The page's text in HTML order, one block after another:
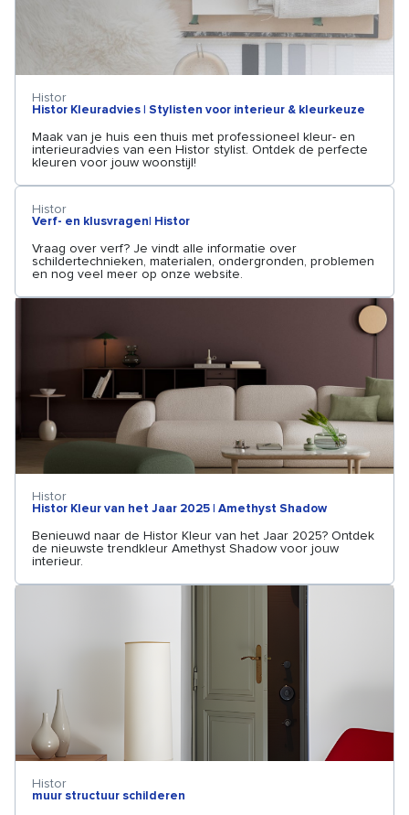
Histor
Histor Kleuradvies | Stylisten voor interieur & kleurkeuze
Maak van je huis een thuis met professioneel kleur- en
interieuradvies van een Histor stylist. Ontdek de perfecte
kleuren voor jouw woonstijl!
Histor
Verf- en klusvragen| Histor
Vraag over verf? Je vindt alle informatie over
schildertechnieken, materialen, ondergronden, problemen
en nog veel meer op onze website.
Histor
Histor Kleur van het Jaar 2025 | Amethyst Shadow
Benieuwd naar de Histor Kleur van het Jaar 2025? Ontdek
de nieuwste trendkleur Amethyst Shadow voor jouw
interieur.
Histor
muur structuur schilderen